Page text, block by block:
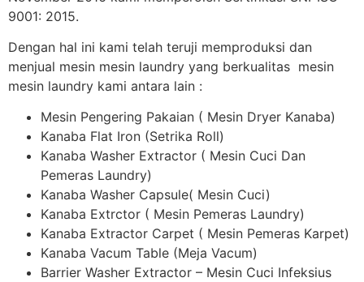
9001: 2015.
Dengan hal ini kami telah teruji memproduksi dan
menjual mesin mesin laundry yang berkualitas mesin
mesin laundry kami antara lain :
Mesin Pengering Pakaian ( Mesin Dryer Kanaba)
Kanaba Flat Iron (Setrika Roll)
Kanaba Washer Extractor ( Mesin Cuci Dan
Pemeras Laundry)
Kanaba Washer Capsule( Mesin Cuci)
Kanaba Extrctor ( Mesin Pemeras Laundry)
Kanaba Extractor Carpet ( Mesin Pemeras Karpet)
Kanaba Vacum Table (Meja Vacum)
Barrier Washer Extractor – Mesin Cuci Infeksius